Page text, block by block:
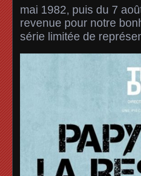
mai 1982, puis du 7
revenue pour notre
série limitée de